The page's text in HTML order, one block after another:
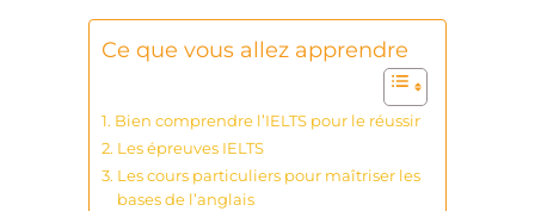
Ce que vous allez apprendre
Bien comprendre l’IELTS pour le réussir
Les épreuves IELTS
Les cours particuliers pour maîtriser les
bases de l’anglais